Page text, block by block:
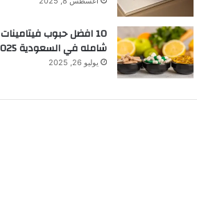
10 افضل حبوب فيتامينات
شامله​ في السعودية 2025
يوليو 26, 2025